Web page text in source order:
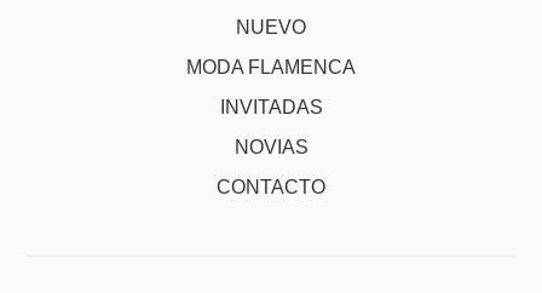
NUEVO
MODA FLAMENCA
INVITADAS
NOVIAS
CONTACTO